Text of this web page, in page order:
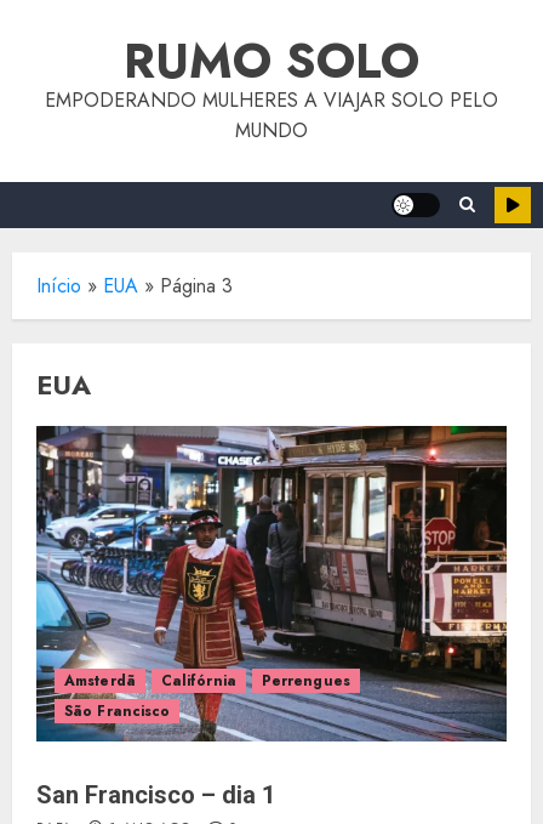
RUMO SOLO
EMPODERANDO MULHERES A VIAJAR SOLO PELO
MUNDO
Início » EUA » Página 3
EUA
Amsterdã Califórnia
Perrengues
São Francisco
San Francisco – dia 1